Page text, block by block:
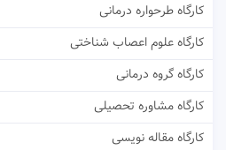
کارگاه طرحواره درمانی
کارگاه علوم اعصاب شناختی
کارگاه گروه درمانی
کارگاه مشاوره تحصیلی
کارگاه مقاله نویسی